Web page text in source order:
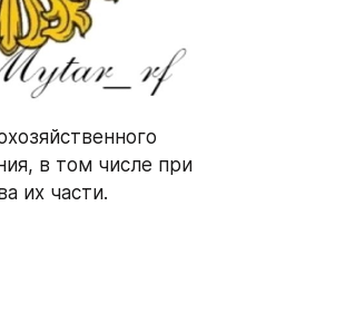
в том числе при
их части.